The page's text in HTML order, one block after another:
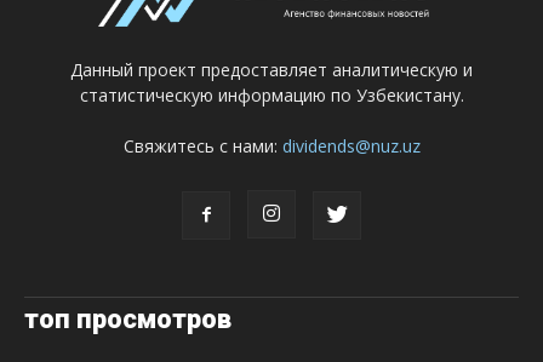
Данный проект предоставляет аналитическую и
статистическую информацию по Узбекистану.
Свяжитесь с нами: dividends@nuz.uz
топ просмотров